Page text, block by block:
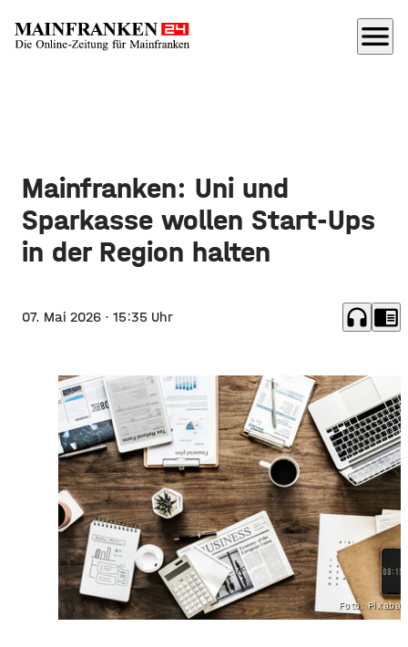
menu
Mainfranken: Uni und
Sparkasse wollen Start-Ups
in der Region halten
07. Mai 2026 · 15:35 Uhr headphones chrome_reader_mode
Foto: